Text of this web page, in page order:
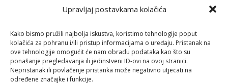
Upravljaj postavkama kolačića
Kako bismo pružili najbolja iskustva, koristimo tehnologije poput
kolačića za pohranu i/ili pristup informacijama o uređaju. Pristanak na
ove tehnologije omogućit će nam obradu podataka kao što su
ponašanje pregledavanja ili jedinstveni ID-ovi na ovoj stranici.
Nepristanak ili povlačenje pristanka može negativno utjecati na
određene značajke i funkcije.